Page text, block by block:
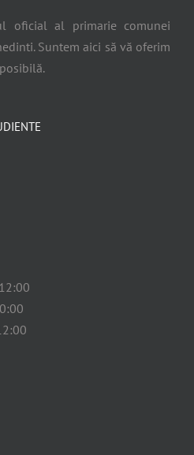
oficial al primarie comunei
Suntem aici să vă oferim